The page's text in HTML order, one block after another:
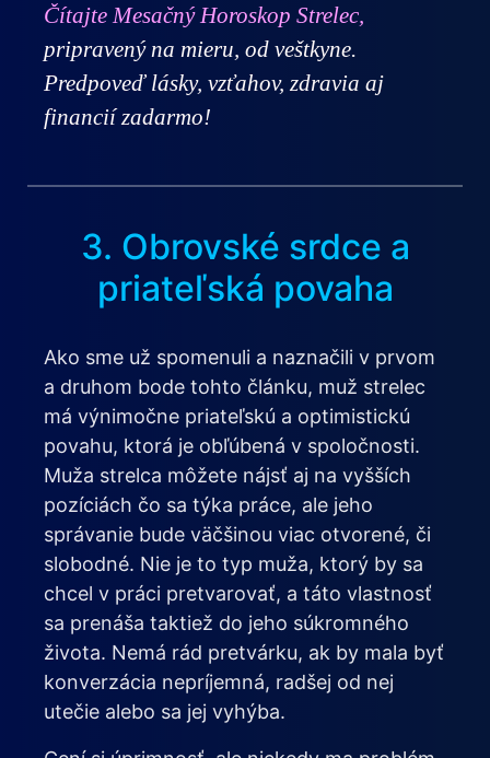
Čítajte Mesačný Horoskop Strelec,
pripravený na mieru, od veštkyne.
Predpoveď lásky, vzťahov, zdravia aj
financií zadarmo!
3. Obrovské srdce a
priateľská povaha
Ako sme už spomenuli a naznačili v prvom
a druhom bode tohto článku, muž strelec
má výnimočne priateľskú a optimistickú
povahu, ktorá je obľúbená v spoločnosti.
Muža strelca môžete nájsť aj na vyšších
pozíciách čo sa týka práce, ale jeho
správanie bude väčšinou viac otvorené, či
slobodné. Nie je to typ muža, ktorý by sa
chcel v práci pretvarovať, a táto vlastnosť
sa prenáša taktiež do jeho súkromného
života. Nemá rád pretvárku, ak by mala byť
konverzácia nepríjemná, radšej od nej
utečie alebo sa jej vyhýba.